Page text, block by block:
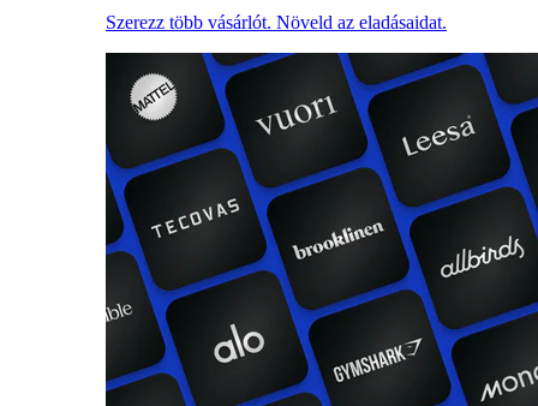
Szerezz több vásárlót. Növeld az eladásaidat.